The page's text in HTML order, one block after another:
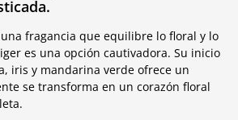
fragancia que equilibre lo floral y lo
es una opción cautivadora. Su inicio
iris y mandarina verde ofrece un
se transforma en un corazón floral